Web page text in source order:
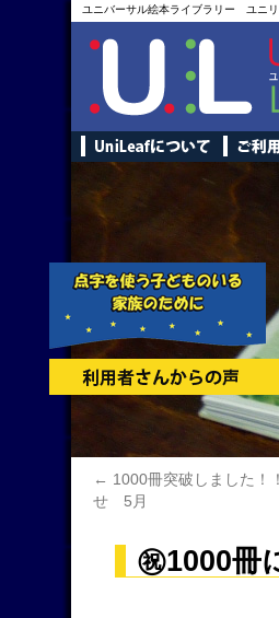
ユニバーサル絵本ライブラリー ユニ
← 1000冊突破しました！
せ 5月
㊗1000冊